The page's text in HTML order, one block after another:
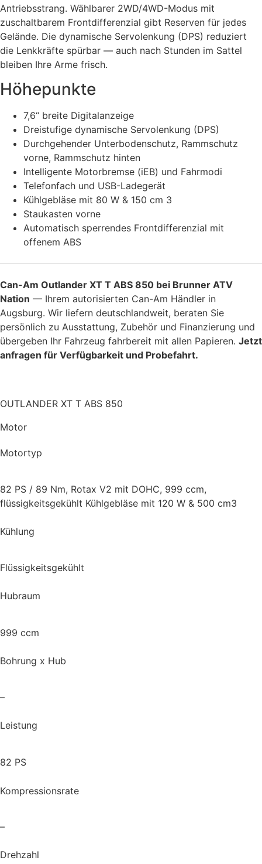
Antriebsstrang. Wählbarer 2WD/4WD-Modus mit
zuschaltbarem Frontdifferenzial gibt Reserven für jedes
Gelände. Die dynamische Servolenkung (DPS) reduziert
die Lenkkräfte spürbar — auch nach Stunden im Sattel
bleiben Ihre Arme frisch.
Höhepunkte
7,6“ breite Digitalanzeige
Dreistufige dynamische Servolenkung (DPS)
Durchgehender Unterbodenschutz, Rammschutz
vorne, Rammschutz hinten
Intelligente Motorbremse (iEB) und Fahrmodi
Telefonfach und USB-Ladegerät
Kühlgebläse mit 80 W & 150 cm 3
Staukasten vorne
Automatisch sperrendes Frontdifferenzial mit
offenem ABS
Can-Am Outlander XT T ABS 850 bei Brunner ATV
Nation — Ihrem autorisierten Can-Am Händler in
Augsburg. Wir liefern deutschlandweit, beraten Sie
persönlich zu Ausstattung, Zubehör und Finanzierung und
übergeben Ihr Fahrzeug fahrbereit mit allen Papieren. Jetzt
anfragen für Verfügbarkeit und Probefahrt.
OUTLANDER XT T ABS 850
Motor
Motortyp
82 PS / 89 Nm, Rotax V2 mit DOHC, 999 ccm,
flüssigkeitsgekühlt Kühlgebläse mit 120 W & 500 cm3
Kühlung
Flüssigkeitsgekühlt
Hubraum
999 ccm
Bohrung x Hub
–
Leistung
82 PS
Kompressionsrate
–
Drehzahl